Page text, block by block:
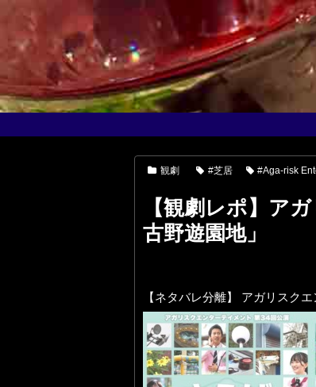
観劇 #芝居 #Aga-risk
【観劇レポ】ア
古野遊園地」
【ネタバレ分離】 アガリスク